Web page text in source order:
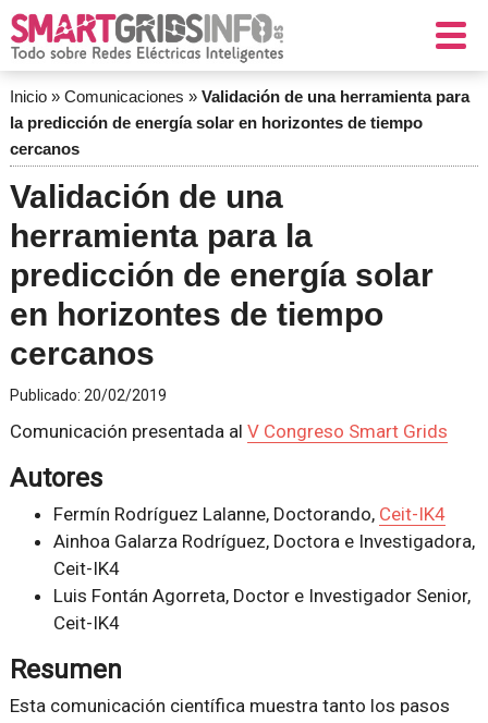
Inicio» Comunicaciones » Validación de una herramienta para
la predicción de energía solar en horizontes de tiempo
cercanos
Validación de una
herramienta para la
predicción de energía solar
en horizontes de tiempo
cercanos
Publicado: 20/02/2019
Comunicación presentada al V Congreso Smart Grids
Autores
Fermín Rodríguez Lalanne, Doctorando, Ceit-IK4
Ainhoa Galarza Rodríguez, Doctora e Investigadora,
Ceit-IK4
Luis Fontán Agorreta, Doctor e Investigador Senior,
Ceit-IK4
Resumen
Esta comunicación científica muestra tanto los pasos